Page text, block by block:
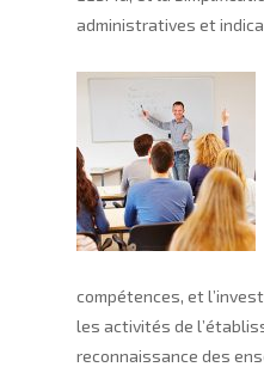
administratives et
compétences, et
les activités de
reconnaissance des